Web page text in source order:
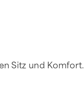
Sitz und Komfort.